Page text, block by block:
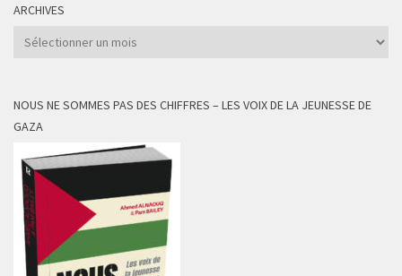
ARCHIVES
Archives
NOUS NE SOMMES PAS DES CHIFFRES – LES VOIX DE LA JEUNESSE DE
GAZA